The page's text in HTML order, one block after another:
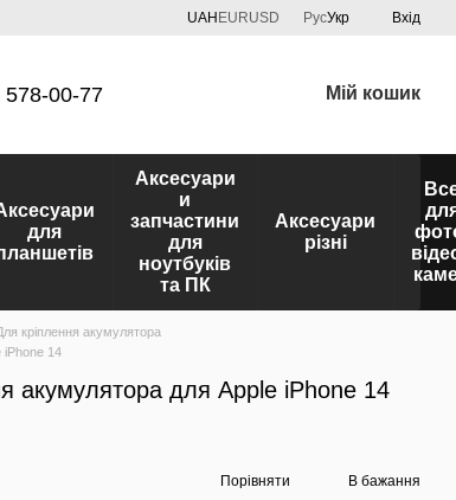
UAH EURUSD РусУкр Вхід
578-00-77 Мій кошик
для
Аксесуари
и
запчастини
для
ноутбуків
та ПК
Аксесуари
різні
кріплення акумулятора
iPhone 14
акумулятора для Apple iPhone 14
Порівняти В бажання